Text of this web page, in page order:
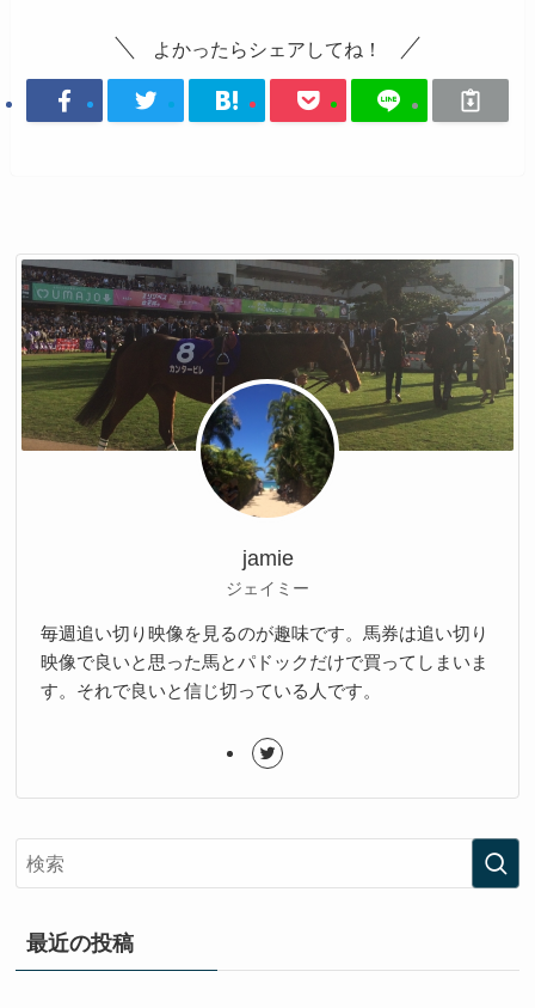
よかったらシェアしてね！
jamie
ジェイミー
毎週追い切り映像を見るのが趣味です。馬券は追い切り
映像で良いと思った馬とパドックだけで買ってしまいま
す。それで良いと信じ切っている人です。
最近の投稿